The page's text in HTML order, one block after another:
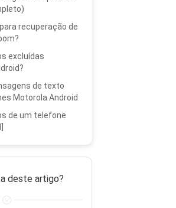
recuperação de
excluídas
de texto
Motorola Android
de um telefone
deste artigo?